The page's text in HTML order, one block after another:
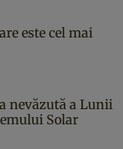
este cel mai
nevăzută a Lunii
Solar